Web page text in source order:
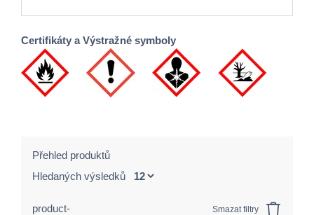
Certifikáty a Výstražné symboly
Přehled produktů
Hledaných výsledků
product-
Smazat filtry